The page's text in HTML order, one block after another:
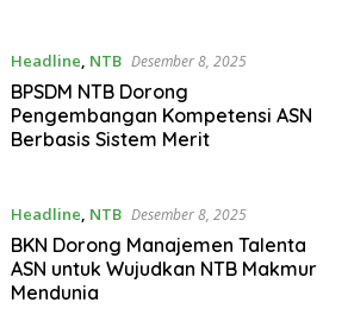
Headline, NTB Desember 8, 2025
BPSDM NTB Dorong
Pengembangan Kompetensi ASN
Berbasis Sistem Merit
Headline, NTB Desember 8, 2025
BKN Dorong Manajemen Talenta
ASN untuk Wujudkan NTB Makmur
Mendunia